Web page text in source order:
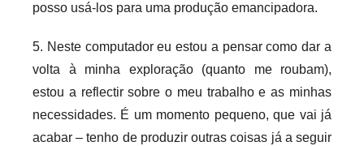
posso usá-los para uma produção emancipadora.
5. Neste computador eu estou a pensar como dar a
volta à minha exploração (quanto me roubam),
estou a reflectir sobre o meu trabalho e as minhas
necessidades. É um momento pequeno, que vai já
acabar – tenho de produzir outras coisas já a seguir